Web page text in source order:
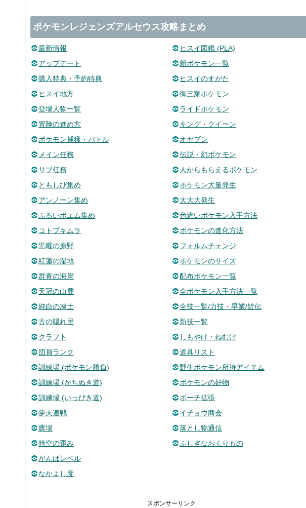
ポケモンレジェンズアルセウス攻略まとめ
最新情報
アップデート
購入特典・予約特典
ヒスイ地方
登場人物一覧
冒険の進め方
ポケモン捕獲・バトル
メイン任務
サブ任務
ともしび集め
アンノーン集め
ふるいポエム集め
コトブキムラ
黒曜の原野
紅蓮の湿地
群青の海岸
天冠の山麓
純白の凍土
古の隠れ里
クラフト
団員ランク
訓練場 (ポケモン勝負)
訓練場 (かちぬき道)
訓練場 (いっぴき道)
夢天連戦
農場
時空の歪み
がんばレベル
なかよし度
ヒスイ図鑑 (PLA)
新ポケモン一覧
ヒスイのすがた
御三家ポケモン
ライドポケモン
キング・クイーン
オヤブン
伝説・幻ポケモン
人からもらえるポケモン
ポケモン大量発生
大大大発生
色違いポケモン入手方法
ポケモンの進化方法
フォルムチェンジ
ポケモンのサイズ
配布ポケモン一覧
全ポケモン入手方法一覧
全技一覧/力技・早業/皆伝
新技一覧
しもやけ・ねむけ
道具リスト
野生ポケモン所持アイテム
ポケモンの好物
ポーチ拡張
イチョウ商会
落とし物通信
ふしぎなおくりもの
スポンサーリンク